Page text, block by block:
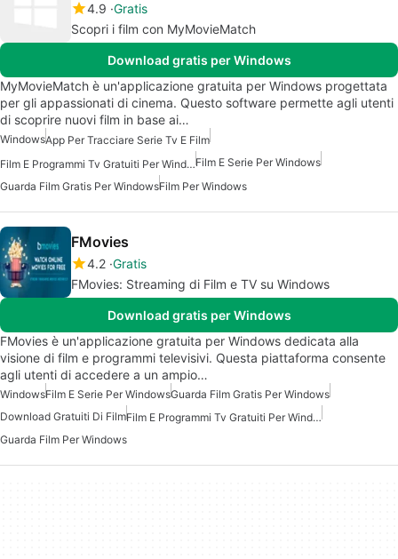
4.9 Gratis
Scopri i film con MyMovieMatch
Download gratis per Windows
MyMovieMatch è un'applicazione gratuita per Windows progettata
per gli appassionati di cinema. Questo software permette agli utenti
di scoprire nuovi film in base ai…
WindowsApp Per Tracciare Serie Tv E Film
Film E Programmi Tv Gratuiti Per WindowsFilm E Serie Per Windows
Guarda Film Gratis Per WindowsFilm Per Windows
FMovies
4.2 Gratis
FMovies: Streaming di Film e TV su Windows
Download gratis per Windows
FMovies è un'applicazione gratuita per Windows dedicata alla
visione di film e programmi televisivi. Questa piattaforma consente
agli utenti di accedere a un ampio…
WindowsFilm E Serie Per WindowsGuarda Film Gratis Per Windows
Download Gratuiti Di Film
Film E Programmi Tv Gratuiti Per Windows
Guarda Film Per Windows